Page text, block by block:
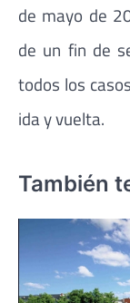
de mayo de
de un fin de
todos los
ida y vuelta.
También